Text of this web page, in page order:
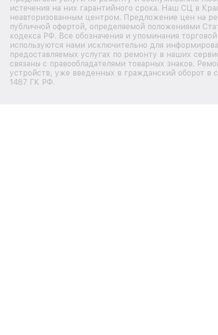
истечения на них гарантийного срока. Наш СЦ в
неавторизованным центром. Предложение цен на
публичной офертой, определяемой положениями
кодекса РФ. Все обозначения и упоминания
используются нами исключительно для
предоставляемых услугах по ремонту в наших
связаны с правообладателями товарных знаков.
устройств, уже введенных в гражданский оборот в
1487 ГК РФ.